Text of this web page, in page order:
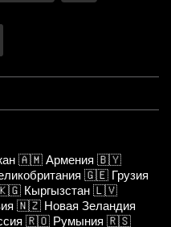
🇦🇲 Армения 🇧🇾
🇬🇪 Грузия
Кыргызстан 🇱🇻
🇳🇿 Новая Зеландия
🇷🇴 Румыния 🇷🇸